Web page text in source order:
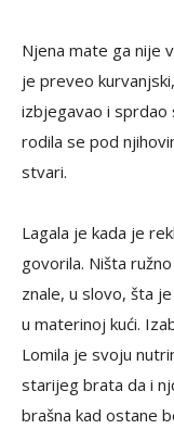
Njena mate ga nije
je preveo
izbjegavao i sprdao
rodila se pod
stvari.
Lagala je kada je
govorila. Ništa
znale, u slovo, šta
u materinoj kući.
Lomila je svoju
starijeg brata da i
brašna kad ostane